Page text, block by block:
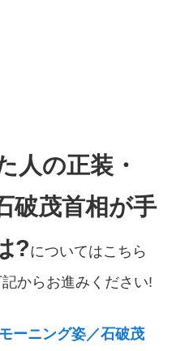
人の正装・
破茂首相が手
?についてはこちら
からお進みください!
ーニング姿／石破茂